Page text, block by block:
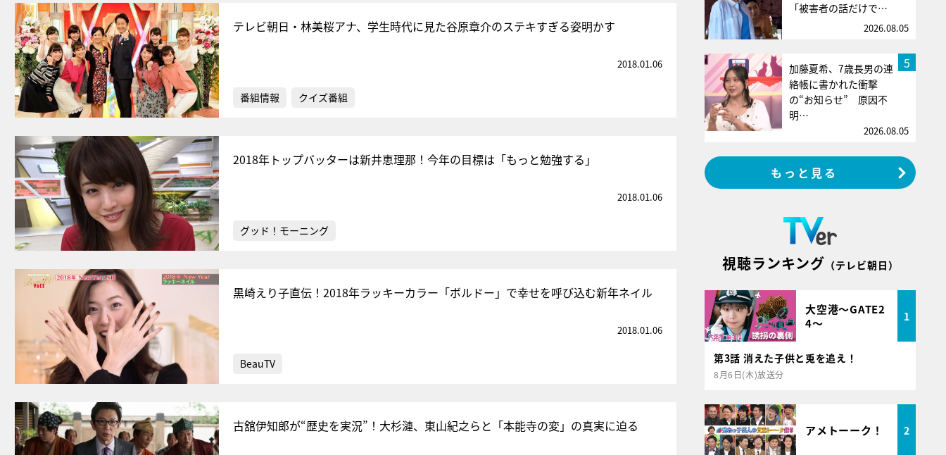
テレビ朝日・林美桜アナ、学生時代に見た谷原章介のステキすぎる姿明かす
2018.01.06
番組情報 クイズ番組
2018年トップバッターは新井恵理那！今年の目標は「もっと勉強する」
2018.01.06
グッド！モーニング
黒崎えり子直伝！2018年ラッキーカラー「ボルドー」で幸せを呼び込む新年ネイル
2018.01.06
BeauTV
古舘伊知郎が“歴史を実況”！大杉漣、東山紀之らと「本能寺の変」の真実に迫る
「被害者の話だけで…
2026.08.05
5
加藤夏希、7歳長男の連
絡帳に書かれた衝撃
の“お知らせ” 原因不
明…
2026.08.05
もっと見る
視聴ランキング （テレビ朝日）
大空港～GATE2
4～
1
第3話 消えた子供と兎を追え！
8月6日(木)放送分
アメトーーク！ 2